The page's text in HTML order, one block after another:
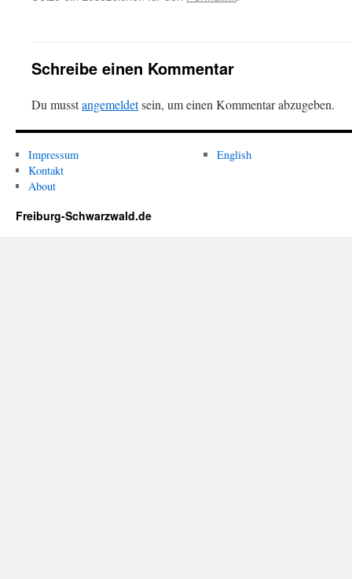
Schreibe einen Kommentar
Du musstangemeldetsein, um einen Kommentar abzugeben.
Impressum
Kontakt
About
English
Freiburg-Schwarzwald.de